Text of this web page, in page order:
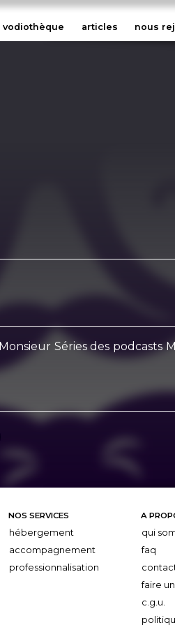
vodiothèque articles nous
Séries des podcasts
NOS SERVICES
hébergement
accompagnement
professionnalisation
A
qui
faq
faire
c.g.u.